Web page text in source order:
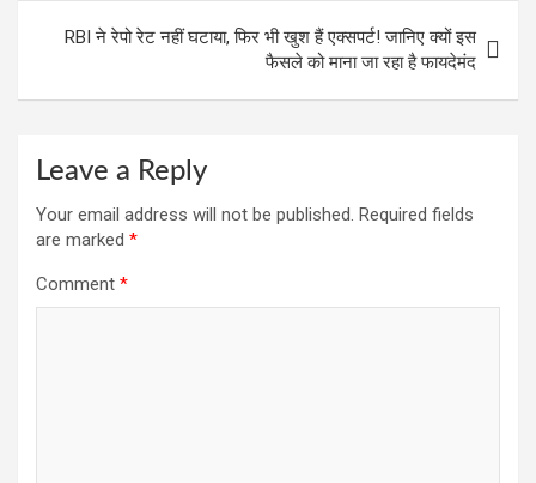
RBI ने रेपो रेट नहीं घटाया, फिर भी खुश हैं एक्सपर्ट! जानिए क्यों इस
फैसले को माना जा रहा है फायदेमंद
Leave a Reply
Your email address will not be published. Required fields
are marked *
Comment *